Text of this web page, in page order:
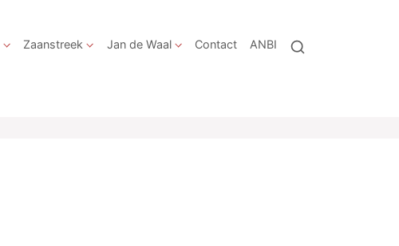
Zaanstreek Jan de Waal Contact ANBI